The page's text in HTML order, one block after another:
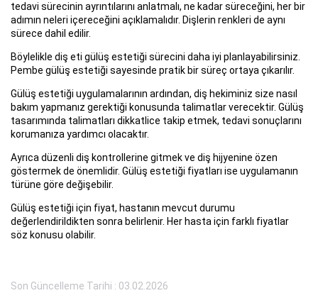
tedavi sürecinin ayrıntılarını anlatmalı, ne kadar süreceğini, her bir
adımın neleri içereceğini açıklamalıdır. Dişlerin renkleri de aynı
sürece dahil edilir.
Böylelikle diş eti gülüş estetiği sürecini daha iyi planlayabilirsiniz.
Pembe gülüş estetiği sayesinde pratik bir süreç ortaya çıkarılır.
Gülüş estetiği uygulamalarının ardından, diş hekiminiz size nasıl
bakım yapmanız gerektiği konusunda talimatlar verecektir. Gülüş
tasarımında talimatları dikkatlice takip etmek, tedavi sonuçlarını
korumanıza yardımcı olacaktır.
Ayrıca düzenli diş kontrollerine gitmek ve diş hijyenine özen
göstermek de önemlidir. Gülüş estetiği fiyatları ise uygulamanın
türüne göre değişebilir.
Gülüş estetiği için fiyat, hastanın mevcut durumu
değerlendirildikten sonra belirlenir. Her hasta için farklı fiyatlar
söz konusu olabilir.
Son Güncelleme Tarihi : 03.02.2026